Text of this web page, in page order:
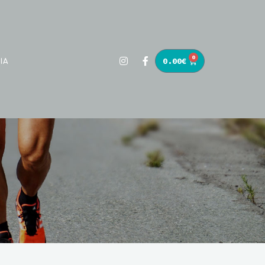
0.00€ 0